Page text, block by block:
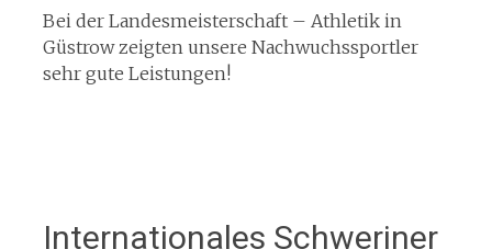
Bei der Landesmeisterschaft – Athletik in
Güstrow zeigten unsere Nachwuchssportler
sehr gute Leistungen!
Internationales Schweriner